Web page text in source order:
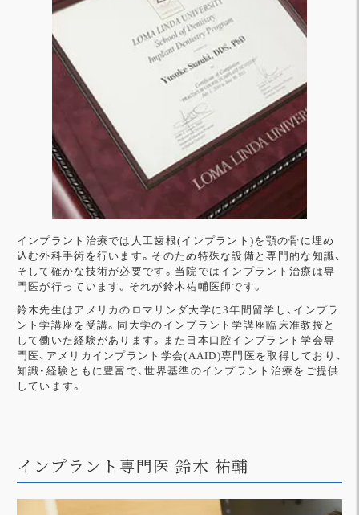
インプラント治療では人工歯根(インプラント)を顎の骨に埋め
込む外科手術を行います。そのため特殊な設備と専門的な知識、
そして確かな技術が必要です。当院ではインプラント治療は専
門医が行っています。それが鈴木祐輔医師です。
鈴木先生はアメリカのロマリンダ大学に3年間留学し、インプラ
ント学講座を受講。同大学のインプラント学講座臨床准教授と
して働いた経験があります。また日本口腔インプラント学会専
門医、アメリカインプラント学会(AAID)専門医を取得しており、
知識・経験ともに豊富で、世界基準のインプラント治療をご提供
しています。
インプラント専門医 鈴木 祐輔